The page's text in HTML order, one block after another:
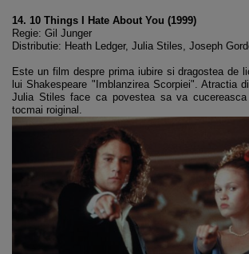
14. 10 Things I Hate About You (1999)
Regie: Gil Junger
Distributie: Heath Ledger, Julia Stiles, Joseph
Este un film despre prima iubire si dragostea de
lui Shakespeare "Imblanzirea Scorpiei". Atractia
Julia Stiles face ca povestea sa va
tocmai roiginal.